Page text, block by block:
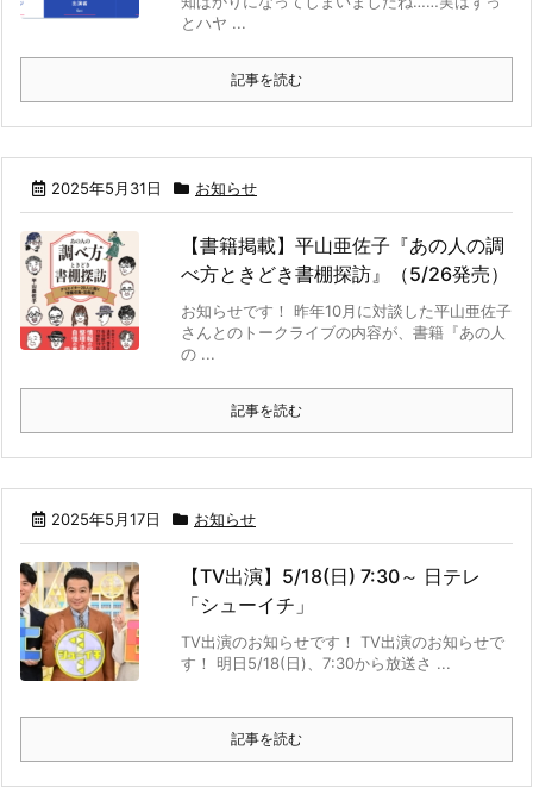
とハヤ ...
記事を読む
2025年5月31日 お知らせ
【書籍掲載】平山亜佐子『あの人の調
べ方ときどき書棚探訪』（5/26発売）
お知らせです！ 昨年10月に対談した平山亜佐子
さんとのトークライブの内容が、書籍『あの人
の ...
記事を読む
2025年5月17日 お知らせ
【TV出演】5/18(日) 7:30～ 日テレ
「シューイチ」
TV出演のお知らせです！ TV出演のお知らせで
す！ 明日5/18(日)、7:30から放送さ ...
記事を読む